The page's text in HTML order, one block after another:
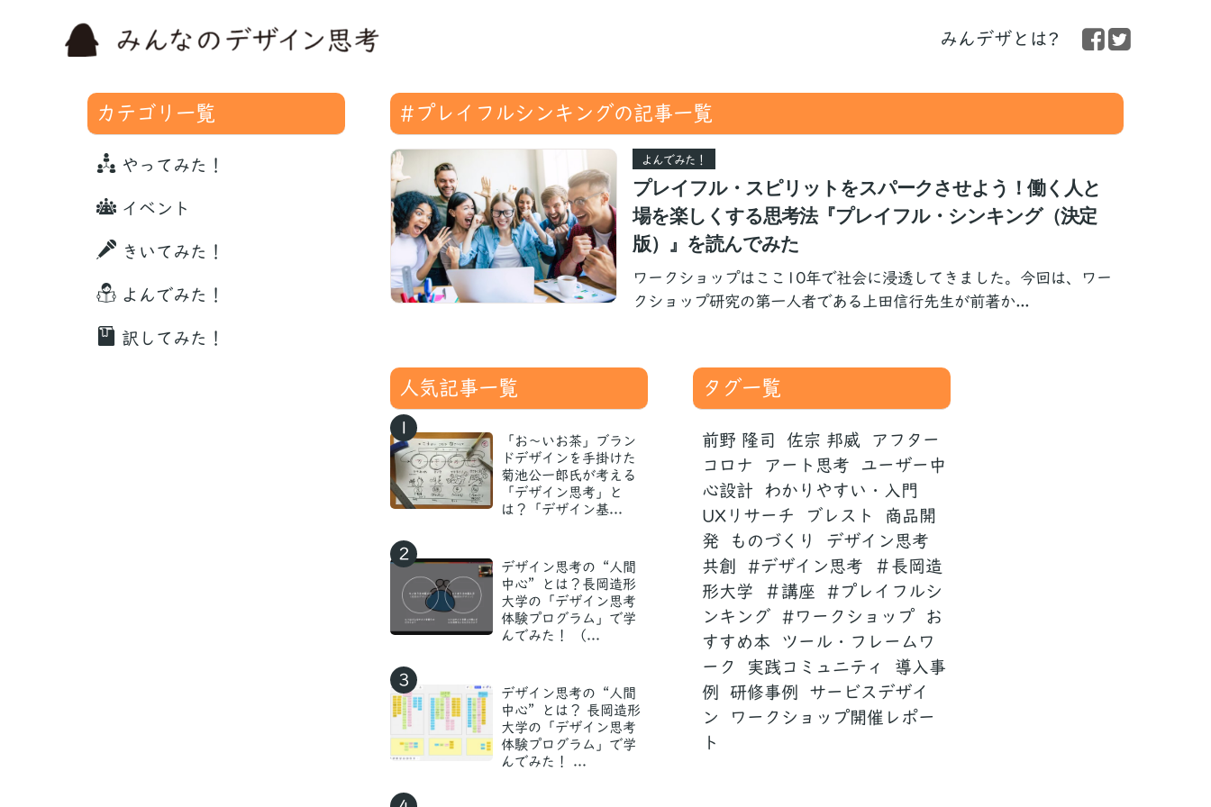
みんデザとは?
#プレイフルシンキングの記事一覧
よんでみた！
プレイフル・スピリットをスパークさせよう！働く人と
場を楽しくする思考法『プレイフル・シンキング（決定
版）』を読んでみた
ワークショップはここ10年で社会に浸透してきました。今回は、ワー
クショップ研究の第一人者である上田信行先生が前著か...
カテゴリ一覧
やってみた！
イベント
きいてみた！
よんでみた！
訳してみた！
人気記事一覧
1
「お〜いお茶」ブラン
ドデザインを手掛けた
菊池公一郎氏が考える
「デザイン思考」と
は？「デザイン基...
2
デザイン思考の“人間
中心”とは？長岡造形
大学の「デザイン思考
体験プログラム」で学
んでみた！ （...
3
デザイン思考の“人間
中心”とは？ 長岡造形
大学の「デザイン思考
体験プログラム」で学
んでみた！ ...
タグ一覧
前野 隆司 佐宗 邦威
アフター
コロナ
アート思考
ユーザー中
心設計
わかりやすい・入門
UXリサーチ
ブレスト
商品開
発
ものづくり
デザイン思考
共創
#デザイン思考
＃長岡造
形大学
＃講座
#プレイフルシ
ンキング
#ワークショップ
お
すすめ本
ツール・フレームワ
ーク
実践コミュニティ
導入事
例
研修事例
サービスデザイ
ン
ワークショップ開催レポー
ト